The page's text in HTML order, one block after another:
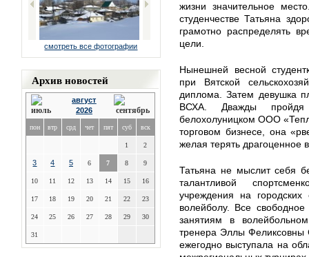
смотреть все фотографии
Архив новостей
август
2026
пон втр срд чет пят суб вск
1 2
3 4 5 6 7 8 9
10 11 12 13 14 15 16
17 18 19 20 21 22 23
24 25 26 27 28 29 30
31
жизни значительное
студенчестве Татьяна
грамотно распределять
цели.
Нынешней весной
при Вятской
диплома. Затем девушка
ВСХА. Дважды пройдя
белохолуницком ООО
торговом бизнесе, она
желая терять драгоценное
Татьяна не мыслит себя
талантливой
учреждения на
волейболу. Все
занятиям в
тренера Эллы Феликсовны
ежегодно выступала на